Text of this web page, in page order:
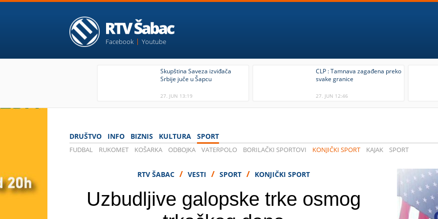
Facebook Youtube
Skupština Saveza izviđača
Srbije juče u Šapcu
27. JUN 13:19
CLP : Tamnava zagađena preko
svake granice
27. JUN 12:46
DRUŠTVO INFO BIZNIS KULTURA SPORT
FUDBAL RUKOMET KOŠARKA ODBOJKA VATERPOLO BORILAČKI SPORTOVI KONJIČKI SPORT KAJAK SPORT
RTV ŠABAC / VESTI / SPORT / KONJIČKI SPORT
Uzbudljive galopske trke osmog